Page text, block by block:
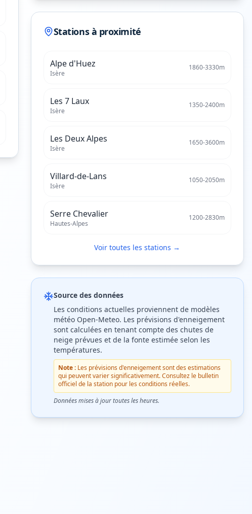
Stations à proximité
Alpe d'Huez
Isère
1860-3330m
Les 7 Laux
Isère
1350-2400m
Les Deux Alpes
Isère
1650-3600m
Villard-de-Lans
Isère
1050-2050m
Serre Chevalier
Hautes-Alpes
1200-2830m
Voir toutes les stations →
Source des données
Les conditions actuelles proviennent de modèles
météo Open-Meteo. Les prévisions d'enneigement
sont calculées en tenant compte des chutes de
neige prévues et de la fonte estimée selon les
températures.
Note :Les prévisions d'enneigement sont des estimations
qui peuvent varier significativement. Consultez le bulletin
officiel de la station pour les conditions réelles.
Données mises à jour toutes les heures.